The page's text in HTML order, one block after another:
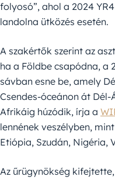
folyosó”, ahol a 2024
landolna ütközés esetén.
A szakértők szerint az
ha a Földbe csapódna, a
sávban esne be, amely
Csendes-óceánon át
Afrikáig húzódik, írja a
lennének veszélyben,
Etiópia, Szudán, Nigéria,
Az űrügynökség